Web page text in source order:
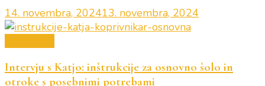
14. novembra, 202413. novembra, 2024
Intervju s Katjo: inštrukcije za osnovno šolo in
otroke s posebnimi potrebami